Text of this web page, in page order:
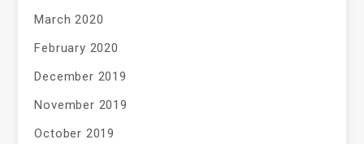
March 2020
February 2020
December 2019
November 2019
October 2019